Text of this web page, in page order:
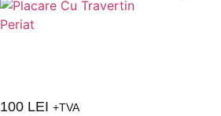
100 LEI +TVA